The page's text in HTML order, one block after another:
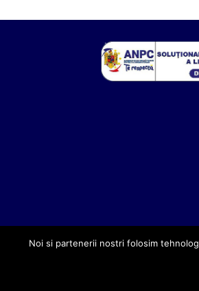
Noi si partenerii nostri folosim